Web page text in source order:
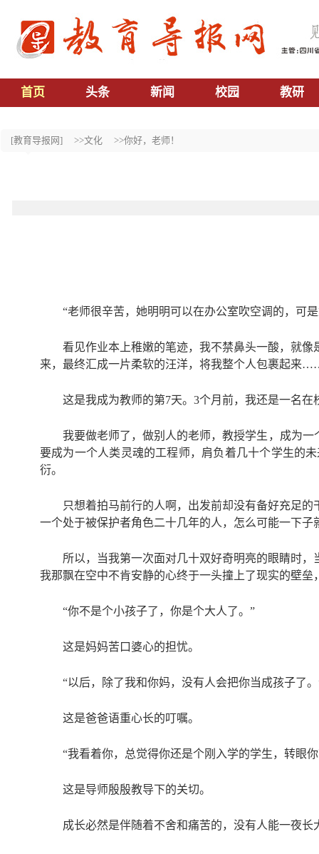
首页 头条 新闻 校园 教研
[教育导报网] >>文化 >>你好，老师！
“老师很辛苦，她明明可以在办公室吹空调的，可
看见作业本上稚嫩的笔迹，我不禁鼻头一酸，就
来，最终汇成一片柔软的汪洋，将我整个人包裹起来
这是我成为教师的第7天。3个月前，我还是一名
我要做老师了，做别人的老师，教授学生，成为
要成为一个人类灵魂的工程师，肩负着几十个学生的
衍。
只想着拍马前行的人啊，出发前却没有备好充足
一个处于被保护者角色二十几年的人，怎么可能一下子
所以，当我第一次面对几十双好奇明亮的眼睛时
我那飘在空中不肯安静的心终于一头撞上了现实的壁
“你不是个小孩子了，你是个大人了。”
这是妈妈苦口婆心的担忧。
“以后，除了我和你妈，没有人会把你当成孩子了。
这是爸爸语重心长的叮嘱。
“我看着你，总觉得你还是个刚入学的学生，转眼
这是导师殷殷教导下的关切。
成长必然是伴随着不舍和痛苦的，没有人能一夜